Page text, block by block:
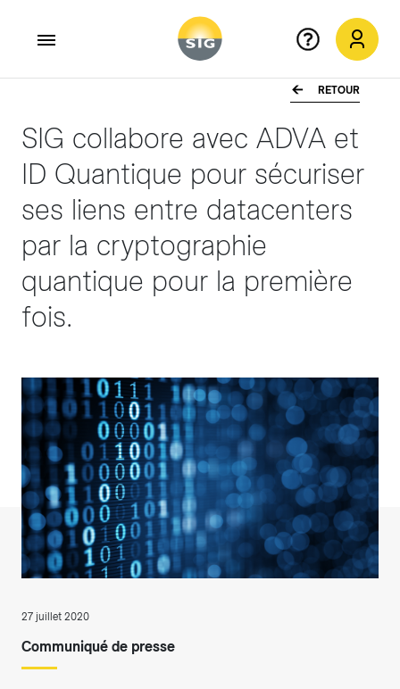
RETOUR
SIG collabore avec ADVA et
ID Quantique pour sécuriser
ses liens entre datacenters
par la cryptographie
quantique pour la première
fois.
27 juillet 2020
Communiqué de presse